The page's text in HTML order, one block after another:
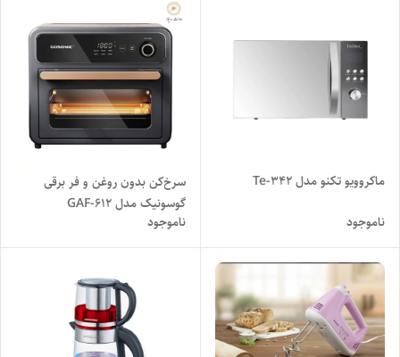
ماکروویو تکنو مدل Te-342
ناموجود
سرخ‌کن بدون روغن و فر برقی
گوسونیک مدل GAF-612
ناموجود